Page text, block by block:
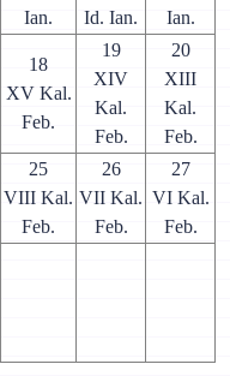
Ian.
Id. Ian.
Ian.
18
XV Kal.
Feb.
19
XIV
Kal.
Feb.
20
XIII
Kal.
Feb.
25
VIII Kal.
Feb.
26
VII Kal.
Feb.
27
VI Kal.
Feb.